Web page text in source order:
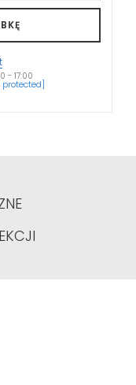
- 17:00